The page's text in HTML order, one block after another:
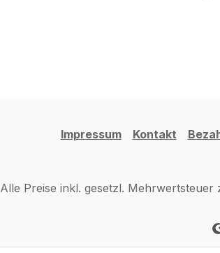
Impressum Kontakt
Alle Preise inkl. gesetzl. Mehrwertsteuer